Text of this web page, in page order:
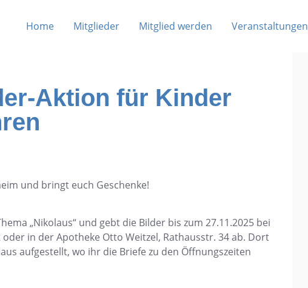
Home Mitglieder Mitglied werden Veranstaltungen
Aktion für Kinder
und bringt euch Geschenke!
„Nikolaus“ und gebt die Bilder bis zum 27.11.2025 bei
in der Apotheke Otto Weitzel, Rathausstr. 34 ab. Dort
aufgestellt, wo ihr die Briefe zu den Öffnungszeiten